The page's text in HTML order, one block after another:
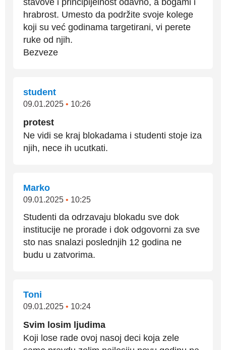
stavove i principijelnost odavno, a bogami i
hrabrost. Umesto da podržite svoje kolege
koji su već godinama targetirani, vi perete
ruke od njih.
Bezveze
student
09.01.2025 • 10:26
protest
Ne vidi se kraj blokadama i studenti stoje iza
njih, nece ih ucutkati.
Marko
09.01.2025 • 10:25
Studenti da odrzavaju blokadu sve dok
institucije ne prorade i dok odgovorni za sve
sto nas snalazi poslednjih 12 godina ne
budu u zatvorima.
Toni
09.01.2025 • 10:24
Svim losim ljudima
Koji lose rade ovoj nasoj deci koja zele